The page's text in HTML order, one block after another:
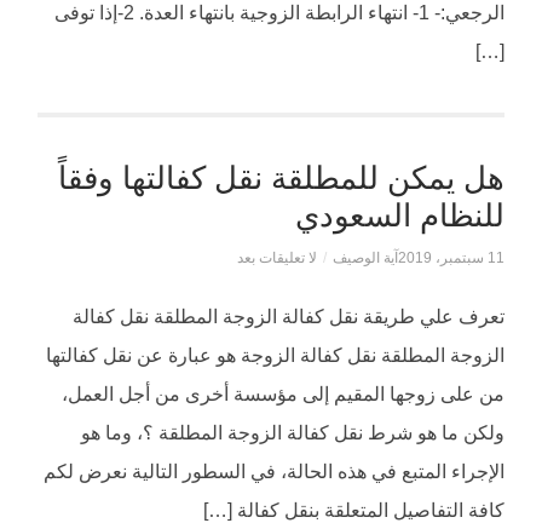
الرجعي:- 1- انتهاء الرابطة الزوجية بانتهاء العدة. 2-إذا توفى
[…]
هل يمكن للمطلقة نقل كفالتها وفقاً
للنظام السعودي
11 سبتمبر، 2019 آية الوصيف / لا تعليقات بعد
تعرف علي طريقة نقل كفالة الزوجة المطلقة نقل كفالة
الزوجة المطلقة نقل كفالة الزوجة هو عبارة عن نقل كفالتها
من على زوجها المقيم إلى مؤسسة أخرى من أجل العمل،
ولكن ما هو شرط نقل كفالة الزوجة المطلقة ؟، وما هو
الإجراء المتبع في هذه الحالة، في السطور التالية نعرض لكم
كافة التفاصيل المتعلقة بنقل كفالة […]